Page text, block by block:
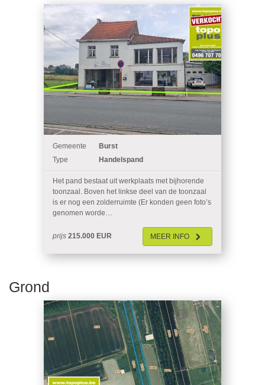
Gemeente
Burst
Type
Handelspand
Het pand bestaat uit werkplaats met bijhorende
toonzaal. Boven het linkse deel van de toonzaal
is er nog een zolderruimte (Er konden geen foto’s
genomen worde…
MEER INFO
prijs 215.000 EUR
Grond